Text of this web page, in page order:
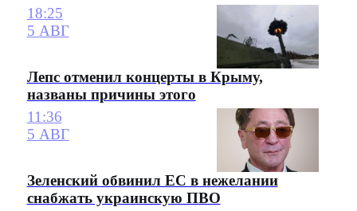
18:25
5 АВГ
Лепс отменил концерты в Крыму,
названы причины этого
11:36
5 АВГ
Зеленский обвинил ЕС в нежелании
снабжать украинскую ПВО